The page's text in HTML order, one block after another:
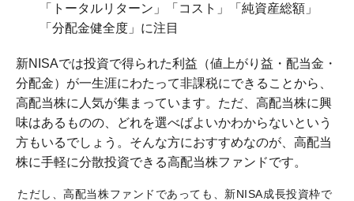
「トータルリターン」「コスト」「純資産総額」
「分配金健全度」に注目
新NISAでは投資で得られた利益（値上がり益・配当金・
分配金）が一生涯にわたって非課税にできることから、
高配当株に人気が集まっています。ただ、高配当株に興
味はあるものの、どれを選べばよいかわからないという
方もいるでしょう。そんな方におすすめなのが、高配当
株に手軽に分散投資できる高配当株ファンドです。
ただし、高配当株ファンドであっても、新NISA成長投資枠で